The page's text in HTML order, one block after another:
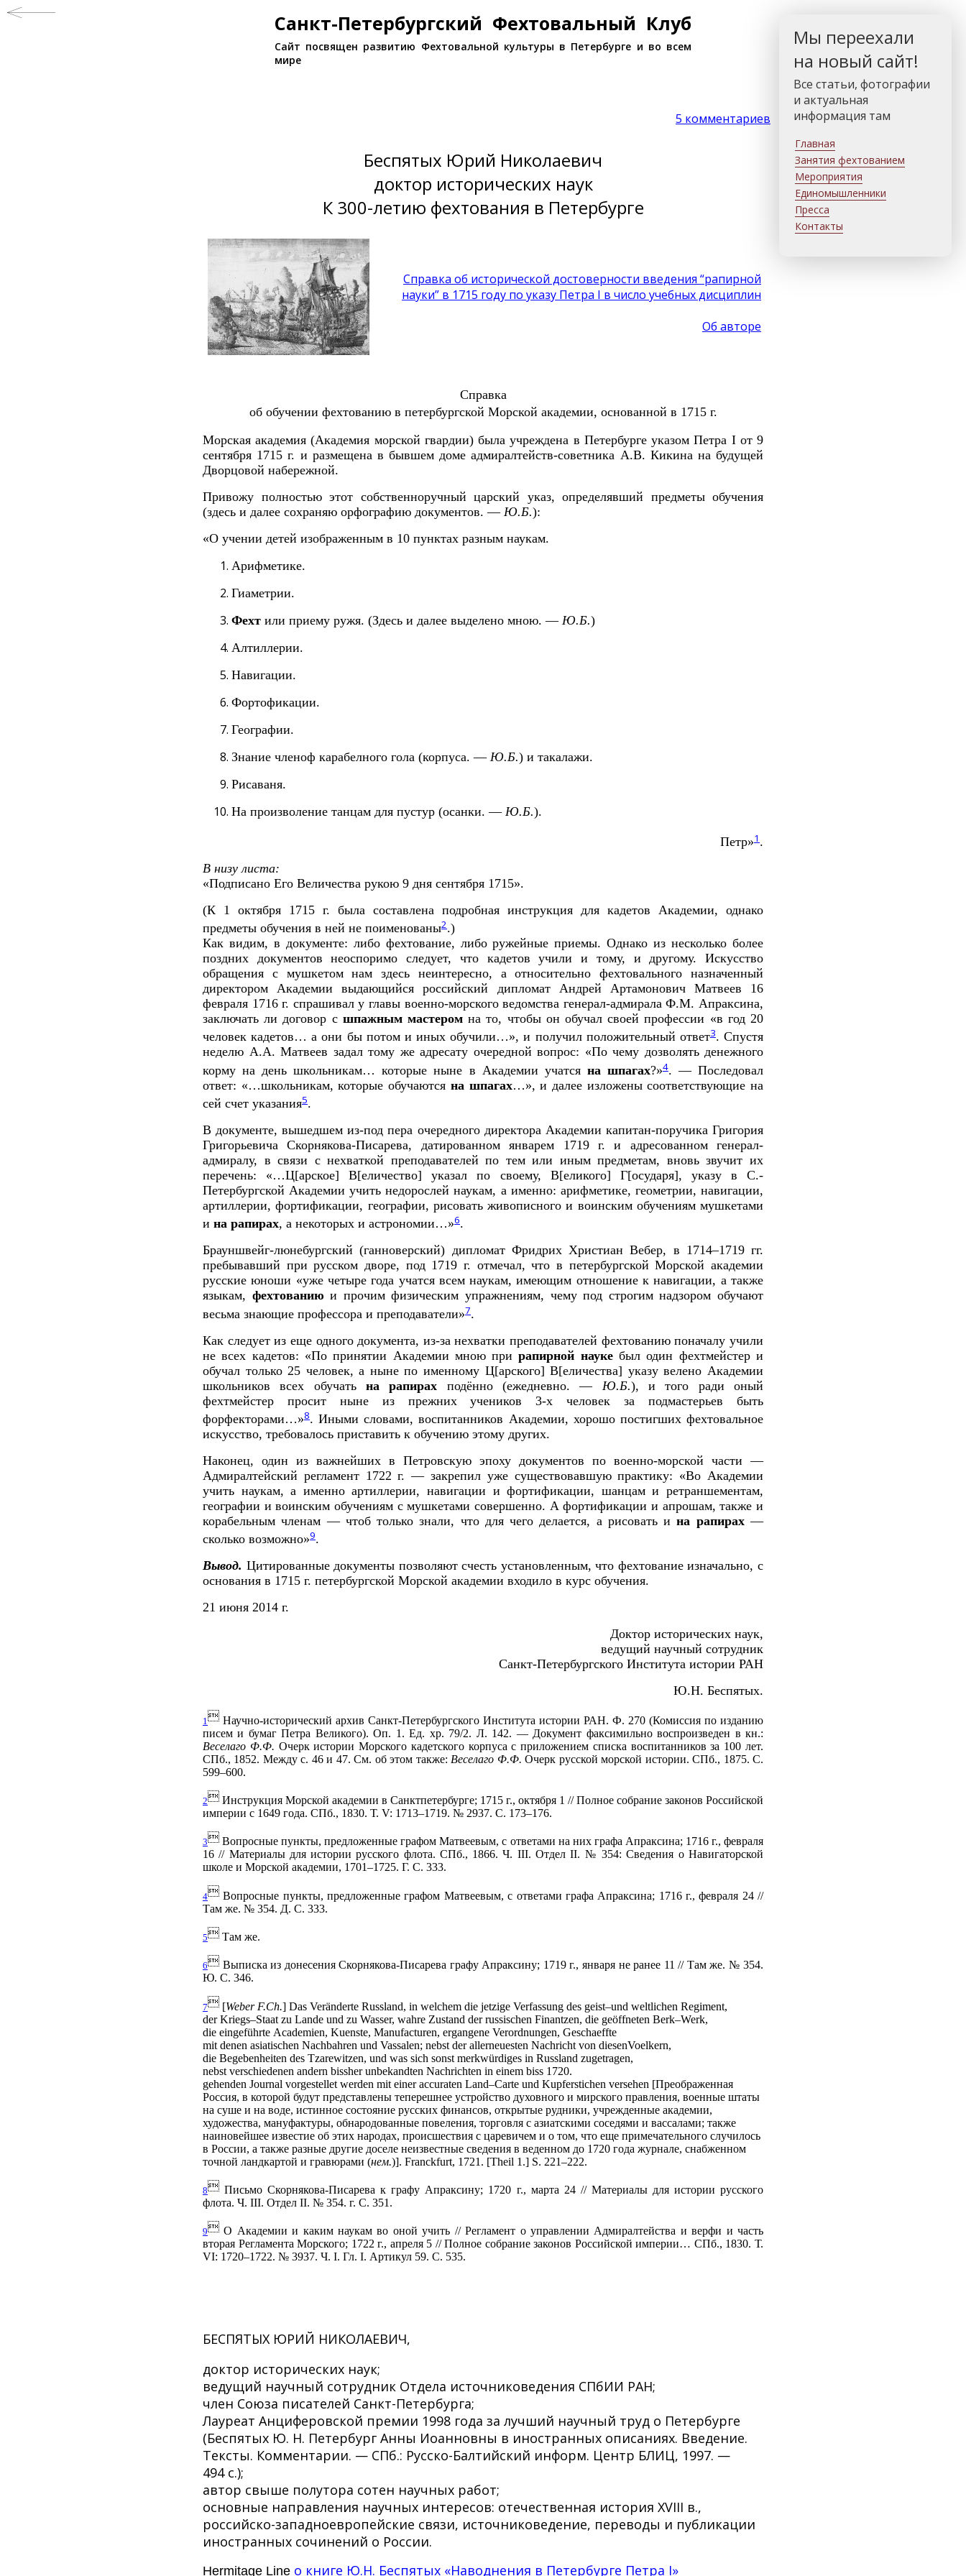
Мы переехали
на новый сайт!
Все статьи, фотографии
и актуальная
информация там
Главная
Занятия фехтованием
Мероприятия
Единомышленники
Пресса
Контакты
Санкт-Петербургский Фехтовальный Клуб
Сайт посвящен развитию Фехтовальной культуры в Петербурге и во всем
мире
5 комментариев
Беспятых Юрий Николаевич
доктор исторических наук
К 300-летию фехтования в Петербурге
Cправка об исторической достоверности введения “рапирной
науки” в 1715 году по указу Петра I в число учебных дисциплин
Об авторе
Справка
об обучении фехтованию в петербургской Морской академии, основанной в 1715 г.
Морская академия (Академия морской гвардии) была учреждена в Петербурге указом Петра Iот 9
сентября 1715 г. и размещена в бывшем доме адмиралтейств-советника А.В. Кикина на будущей
Дворцовой набережной.
Привожу полностью этот собственноручный царский указ, определявший предметы обучения
(здесь и далее сохраняю орфографию документов. –– Ю.Б.):
«О учении детей изображенным в 10 пунктах разным наукам.
Арифметике.
Гиаметрии.
Фехт или приему ружя. (Здесь и далее выделено мною. –– Ю.Б.)
Алтиллерии.
Навигации.
Фортофикации.
Географии.
Знание членоф карабелного гола (корпуса. –– Ю.Б.) и такалажи.
Рисаваня.
На произволение танцам для пустур (осанки. –– Ю.Б.).
Петр»1 .
В низу листа:
«Подписано Его Величества рукою 9 дня сентября 1715».
(К 1 октября 1715 г. была составлена подробная инструкция для кадетов Академии, однако
предметы обучения в ней не поименованы2.)
Как видим, в документе: либо фехтование, либо ружейные приемы. Однако из несколько более
поздних документов неоспоримо следует, что кадетов учили и тому, и другому. Искусство
обращения с мушкетом нам здесь неинтересно, а относительно фехтовального назначенный
директором Академии выдающийся российский дипломат Андрей Артамонович Матвеев 16
февраля 1716 г. спрашивал у главы военно-морского ведомства генерал-адмирала Ф.М. Апраксина,
заключать ли договор с шпажным мастером на то, чтобы он обучал своей профессии «в год 20
человек кадетов… а они бы потом и иных обучили…», и получил положительный ответ3. Спустя
неделю А.А. Матвеев задал тому же адресату очередной вопрос: «По чему дозволять денежного
корму на день школьникам… которые ныне в Академии учатся на шпагах?»4. –– Последовал
ответ: «…школьникам, которые обучаются на шпагах…», и далее изложены соответствующие на
сей счет указания5.
В документе, вышедшем из-под пера очередного директора Академии капитан-поручика Григория
Григорьевича Скорнякова-Писарева, датированном январем 1719 г. и адресованном генерал-
адмиралу, в связи с нехваткой преподавателей по тем или иным предметам, вновь звучит их
перечень: «…Ц[арское] В[еличество] указал по своему, В[еликого] Г[осударя], указу в С.-
Петербургской Академии учить недорослей наукам, а именно: арифметике, геометрии, навигации,
артиллерии, фортификации, географии, рисовать живописного и воинским обучениям мушкетами
и на рапирах, а некоторых и астрономии…»6.
Брауншвейг-люнебургский (ганноверский) дипломат Фридрих Христиан Вебер, в 1714–1719 гг.
пребывавший при русском дворе, под 1719 г. отмечал, что в петербургской Морской академии
русские юноши «уже четыре года учатся всем наукам, имеющим отношение к навигации, а также
языкам, фехтованию и прочим физическим упражнениям, чему под строгим надзором обучают
весьма знающие профессора и преподаватели»7.
Как следует из еще одного документа, из-за нехватки преподавателей фехтованию поначалу учили
не всех кадетов: «По принятии Академии мною прирапирной наукебыл один фехтмейстер и
обучал только 25 человек, а ныне по именному Ц[арского] В[еличества] указу велено Академии
школьников всех обучать на рапирах подённо (ежедневно. –– Ю.Б.), и того ради оный
фехтмейстер просит ныне из прежних учеников 3-х человек заподмастерьев быть
форфекторами…»8. Иными словами, воспитанников Академии, хорошо постигших фехтовальное
искусство, требовалось приставить к обучению этому других.
Наконец, один из важнейших в Петровскую эпоху документов по военно-морской части ––
Адмиралтейский регламент 1722 г. –– закрепил уже существовавшую практику: «Во Академии
учить наукам, а именно артиллерии, навигации и фортификации, шанцам и ретраншементам,
географии и воинским обучениям с мушкетами совершенно. А фортификации и апрошам, также и
корабельным членам –– чтоб только знали, что для чего делается, а рисовать ина рапирах––
сколько возможно»9.
Вывод. Цитированные документы позволяют счесть установленным, что фехтование изначально, с
основания в 1715 г. петербургской Морской академии входило в курс обучения.
21 июня 2014 г.
Доктор исторических наук,
ведущий научный сотрудник
Санкт-Петербургского Института истории РАН
Ю.Н. Беспятых.
1  Научно-исторический архив Санкт-Петербургского Института истории РАН. Ф. 270 (Комиссия по изданию
писем и бумаг Петра Великого). Оп. 1. Ед. хр. 79/2. Л. 142. –– Документ факсимильно воспроизведен в кн.:
Веселаго Ф.Ф. Очерк истории Морского кадетского корпуса с приложением списка воспитанников за 100 лет.
СПб., 1852. Между с. 46 и 47. См. об этом также: Веселаго Ф.Ф. Очерк русской морской истории. СПб., 1875. С.
599–600.
2 Инструкция Морской академии в Санктпетербурге; 1715 г., октября 1 // Полное собрание законов Российской
империи с 1649 года. СПб., 1830. Т. V: 1713–1719. № 2937. С. 173–176.
3 Вопросные пункты, предложенные графом Матвеевым, с ответами на них графа Апраксина; 1716 г., февраля
16 // Материалы для истории русского флота. СПб., 1866. Ч. III. ОтделII. № 354: Сведения о Навигаторской
школе и Морской академии, 1701–1725. Г. С. 333.
4 Вопросные пункты, предложенные графом Матвеевым, с ответами графа Апраксина; 1716 г., февраля 24 //
Там же. № 354. Д. С. 333.
5 Там же.
6 Выписка из донесения Скорнякова-Писарева графу Апраксину; 1719 г., января не ранее 11 // Там же. № 354.
Ю. С. 346.
7 [Weber F.Ch.] Das Veränderte Russland, in welchem die jetzige Verfassung des geist–und weltlichen Regiment,
derKriegs–Staat zu Lande und zu Wasser, wahre Zustand derrussischen Finantzen, die geöffneten Berk–Werk,
die eingeführte Academien, Kuenste, Manufacturen, ergangene Verordnungen, Geschaeffte
mit denen asiatischen Nachbahren und Vassalen; nebst derallerneuesten Nachricht von diesenVoelkern,
die Begebenheiten des Tzarewitzen, und was sich sonst merkwürdiges in Russland zugetragen,
nebst verschiedenen andern bissherunbekandten Nachrichten in einem biss 1720.
gehenden Journal vorgestellet werden mit eineraccuraten Land–Carte und Kupferstichen versehen [Преображенная
Россия, в которой будут представлены теперешнее устройство духовного и мирского правления, военные штаты
на суше и на воде, истинное состояние русских финансов, открытые рудники, учрежденные академии,
художества, мануфактуры, обнародованные повеления, торговля с азиатскими соседями и вассалами; также
наиновейшее известие об этих народах, происшествия с царевичем и о том, что еще примечательного случилось
в России, а также разные другие доселе неизвестные сведения в веденном до 1720 года журнале, снабженном
точной ландкартой и гравюрами (нем.)]. Franckfurt, 1721. [Theil 1.] S. 221–222.
8 Письмо Скорнякова-Писарева к графу Апраксину; 1720 г., марта 24 // Материалы для истории русского
флота. Ч. III. Отдел II. № 354. г. С. 351.
9 О Академии и каким наукам во оной учить // Регламент о управлении Адмиралтейства и верфи и часть
вторая Регламента Морского; 1722 г., апреля 5 // Полное собрание законов Российской империи… СПб., 1830. Т.
VI: 1720–1722. № 3937. Ч. I. Гл. I. Артикул 59. С. 535.
БЕСПЯТЫХ ЮРИЙ НИКОЛАЕВИЧ,
доктор исторических наук;
ведущий научный сотрудник Отдела источниковедения СПбИИ РАН;
член Союза писателей Санкт-Петербурга;
Лауреат Анциферовской премии 1998 года за лучший научный труд о Петербурге
(Беспятых Ю. Н. Петербург Анны Иоанновны в иностранных описаниях. Введение.
Тексты. Комментарии. — СПб.: Русско-Балтийский информ. Центр БЛИЦ, 1997. —
494 с.);
автор свыше полутора сотен научных работ;
основные направления научных интересов: отечественная история XVIII в.,
российско-западноевропейские связи, источниковедение, переводы и публикации
иностранных сочинений о России.
Hermitage Line о книге Ю.Н. Беспятых «Наводнения в Петербурге Петра I»